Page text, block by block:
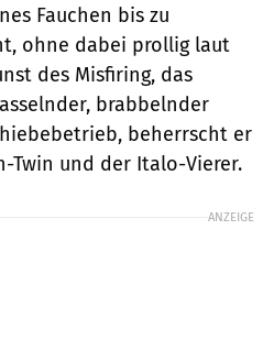
Fauchen bis zu
ohne dabei prollig laut
des Misfiring, das
brabbelnder
beherrscht er
Twin und der Italo-Vierer.
ANZEIGE